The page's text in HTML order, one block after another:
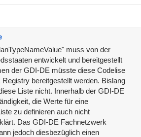
muss von der
entwickelt und bereitgestellt
der GDI-DE müsste diese Codelise
bereitgestellt werden. Bislang
Liste nicht. Innerhalb der GDI-DE
die Werte für eine
zu definieren auch nicht
Das GDI-DE Fachnetzwerk
jedoch diesbezüglich einen